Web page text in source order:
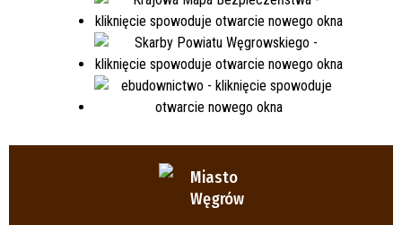
Miasto
Węgrów